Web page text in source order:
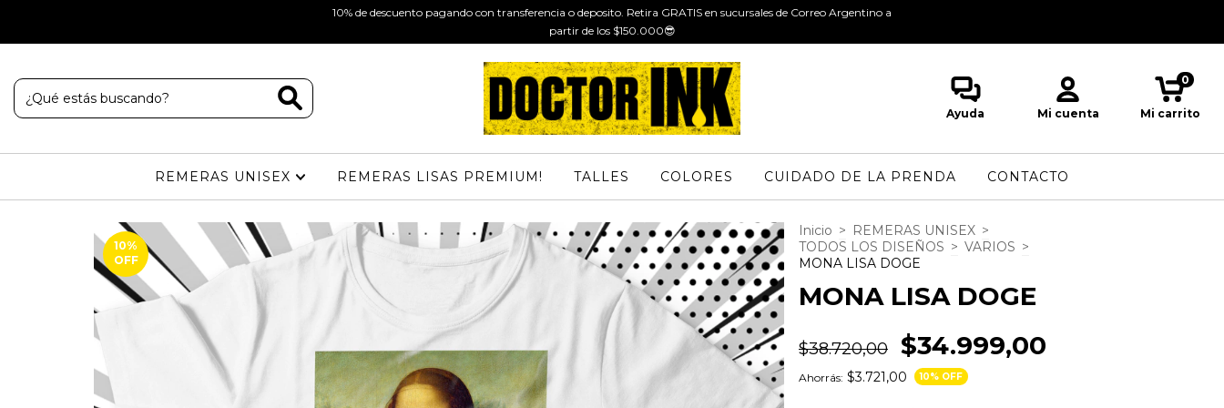
10% de descuento pagando con transferencia o deposito. Retira GRATIS en sucursales de Correo Argentino a
partir de los $150.000😎
Ayuda Mi cuenta Mi carrito
0
REMERAS UNISEX REMERAS LISAS PREMIUM! TALLES COLORES CUIDADO DE LA PRENDA CONTACTO
10%
OFF
Inicio > REMERAS UNISEX >
TODOS LOS DISEÑOS > VARIOS >
MONA LISA DOGE
MONA LISA DOGE
$38.720,00 $34.999,00
Ahorrás: $3.721,00 10% OFF